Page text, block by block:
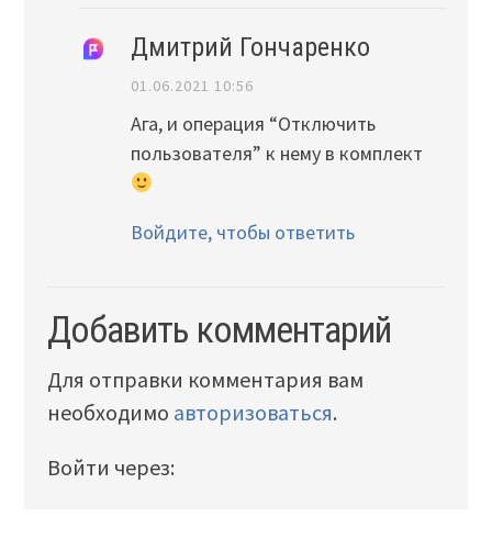
Дмитрий Гончаренко
01.06.2021 10:56
Ага, и операция “Отключить
пользователя” к нему в комплект
Войдите, чтобы ответить
Добавить комментарий
Для отправки комментария вам
необходимо авторизоваться.
Войти через: